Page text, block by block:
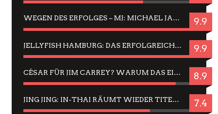
WEGEN DES ERFOLGES – MJ: MICHAEL JACKSON MUSICAL IN EINER MATINEE SEHEN 9.9
JELLYFISH HAMBURG: DAS ERFOLGREICHE SOMMER-MENÜ 2025 IN GEFÜHLEN UND BILDERN 9.9
CÉSAR FÜR JIM CARREY? WARUM DAS EINER DER NERVIGSTEN ACTORS IST UND BLEIBT 8.9
JING JING: IN-THAI RÄUMT WIEDER TITEL AB – EIN ZWEI-STUNDEN-ERLEBNISBERICHT 7.4